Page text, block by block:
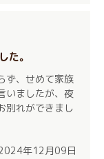
た。
ず、せめて家族
いましたが、夜
別れができまし
年12月09日